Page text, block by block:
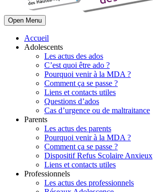
Open Menu
Accueil
Adolescents
Les actus des ados
C’est quoi être ado ?
Pourquoi venir à la MDA ?
Comment ça se passe ?
Liens et contacts utiles
Questions d’ados
Cas d’urgence ou de maltraitance
Parents
Les actus des parents
Pourquoi venir à la MDA ?
Comment ça se passe ?
Dispositif Refus Scolaire Anxieux
Liens et contacts utiles
Professionnels
Les actus des professionnels